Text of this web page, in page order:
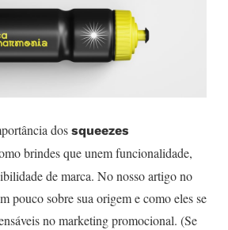
dos squeezes
brindes que unem funcionalidade,
de marca. No nosso artigo no
pouco sobre sua origem e como eles se
no marketing promocional. (Se